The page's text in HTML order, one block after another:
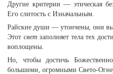
Другие критерии — этическая
Его слитость с Изначальным.
Райские души — утончены, они
Этот светзаполняет тела тех
воплощены.
Но, чтобы достичь
большими, огромными Свето-